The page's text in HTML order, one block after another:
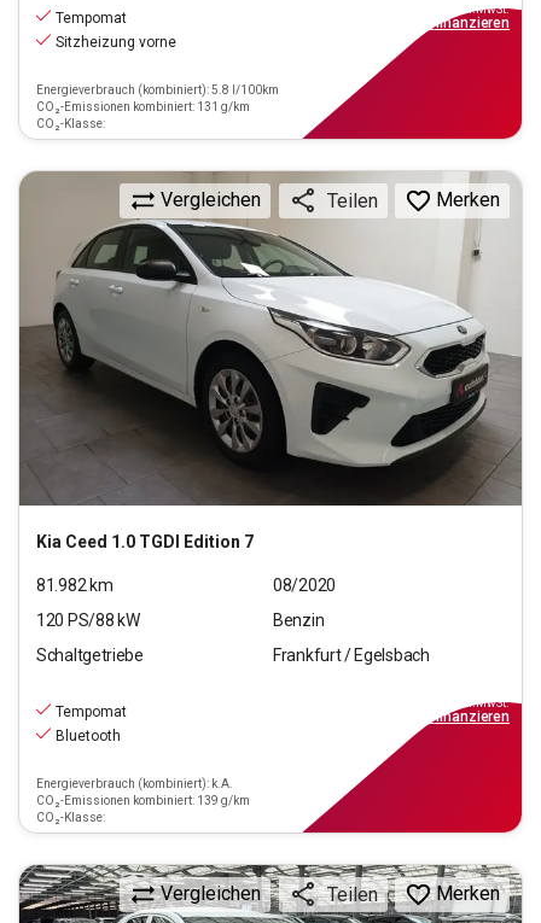
Tempomat
Sitzheizung vorne
Energieverbrauch (kombiniert): 5.8 l/100km
CO₂-Emissionen kombiniert: 131 g/km
CO₂-Klasse:
inkl.MwSt.
finanzieren
Kia Ceed 1.0 TGDI Edition 7
Vergleichen Teilen Merken
81.982 km
08/2020
120 PS/88 kW
Benzin
Schaltgetriebe
Frankfurt / Egelsbach
Tempomat
Bluetooth
Energieverbrauch (kombiniert): k.A.
CO₂-Emissionen kombiniert: 139 g/km
CO₂-Klasse:
inkl.MwSt.
finanzieren
Vergleichen Teilen Merken